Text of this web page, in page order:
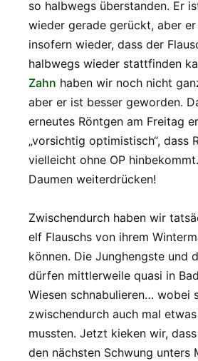
so halbwegs überstanden. Er
wieder gerade gerückt, aber
insofern wieder, dass der
halbwegs wieder stattfinden
Zahn haben wir noch nicht
aber er ist besser geworden.
erneutes Röntgen am Freitag
„vorsichtig optimistisch“, dass
vielleicht ohne OP
Daumen weiterdrücken!
Zwischendurch haben wir
elf Flauschs von ihrem
können. Die Junghengste und
dürfen mittlerweile quasi in
Wiesen schnabulieren… wobei
zwischendurch auch mal
mussten. Jetzt kieken wir,
den nächsten Schwung unters